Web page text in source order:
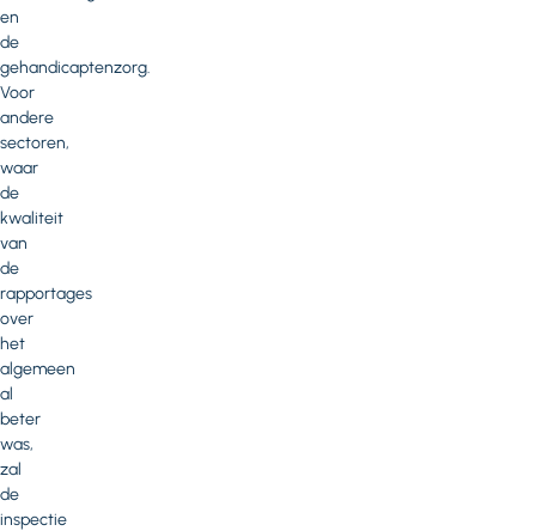
en
de
gehandicaptenzorg.
Voor
andere
sectoren,
waar
de
kwaliteit
van
de
rapportages
over
het
algemeen
al
beter
was,
zal
de
inspectie